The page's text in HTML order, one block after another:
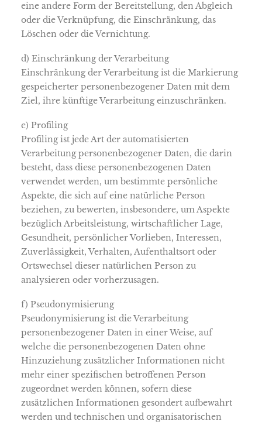
eine andere Form der Bereitstellung, den Abgleich
oder die Verknüpfung, die Einschränkung, das
Löschen oder die Vernichtung.
d) Einschränkung der Verarbeitung
Einschränkung der Verarbeitung ist die Markierung
gespeicherter personenbezogener Daten mit dem
Ziel, ihre künftige Verarbeitung einzuschränken.
e) Profiling
Profiling ist jede Art der automatisierten
Verarbeitung personenbezogener Daten, die darin
besteht, dass diese personenbezogenen Daten
verwendet werden, um bestimmte persönliche
Aspekte, die sich auf eine natürliche Person
beziehen, zu bewerten, insbesondere, um Aspekte
bezüglich Arbeitsleistung, wirtschaftlicher Lage,
Gesundheit, persönlicher Vorlieben, Interessen,
Zuverlässigkeit, Verhalten, Aufenthaltsort oder
Ortswechsel dieser natürlichen Person zu
analysieren oder vorherzusagen.
f) Pseudonymisierung
Pseudonymisierung ist die Verarbeitung
personenbezogener Daten in einer Weise, auf
welche die personenbezogenen Daten ohne
Hinzuziehung zusätzlicher Informationen nicht
mehr einer spezifischen betroffenen Person
zugeordnet werden können, sofern diese
zusätzlichen Informationen gesondert aufbewahrt
werden und technischen und organisatorischen